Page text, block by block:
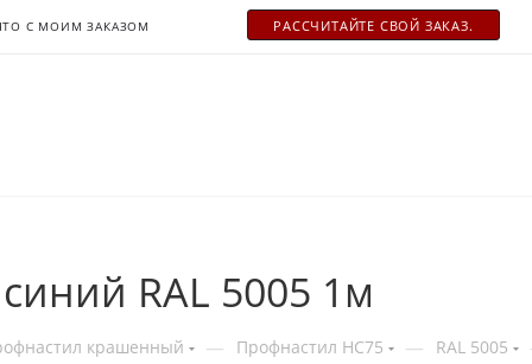
С МОИМ ЗАКАЗОМ РАСCЧИТАЙТЕ СВОЙ ЗАКАЗ.
RAL 5005 1м
крашенный — Профнастил НС75 — RAL 5005